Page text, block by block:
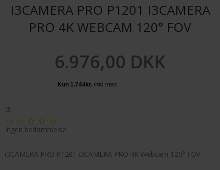
I3CAMERA PRO P1201 I3CAMERA
PRO 4K WEBCAM 120° FOV
6.976,00 DKK
I3
Ingen bedømmelse
i3CAMERA PRO P1201 i3CAMERA PRO 4K Webcam 120° FOV